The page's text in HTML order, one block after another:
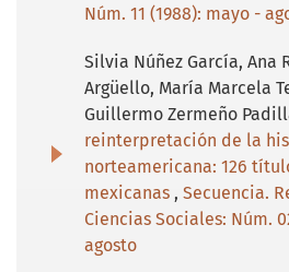
Núm. 11 (1988): mayo -
Silvia Núñez García, Ana
Argüello, María Marcela
Guillermo Zermeño
reinterpretación de la
norteamericana: 126
mexicanas , Secuencia.
Ciencias Sociales: Núm.
agosto